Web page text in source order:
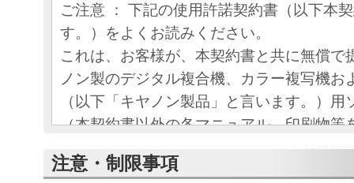
ご注意 ： 下記の使用許諾契約書（以下本
す。）をよくお読みください。
これは、お客様が、本契約書と共に無償で
ノン製のデジタル複合機、カラー複写機お
（以下「キヤノン製品」と言います。）用
（本契約書以外の各マニュアル、印刷物等
以下「本ソフトウェア」と言います。）を
めの、お客様とキヤノン株式会社（以下キ
注意・制限事項